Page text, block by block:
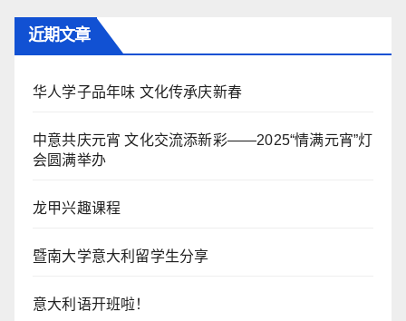
近期文章
华人学子品年味 文化传承庆新春
中意共庆元宵 文化交流添新彩——2025“情满元宵”灯
会圆满举办
龙甲兴趣课程
暨南大学意大利留学生分享
意大利语开班啦！